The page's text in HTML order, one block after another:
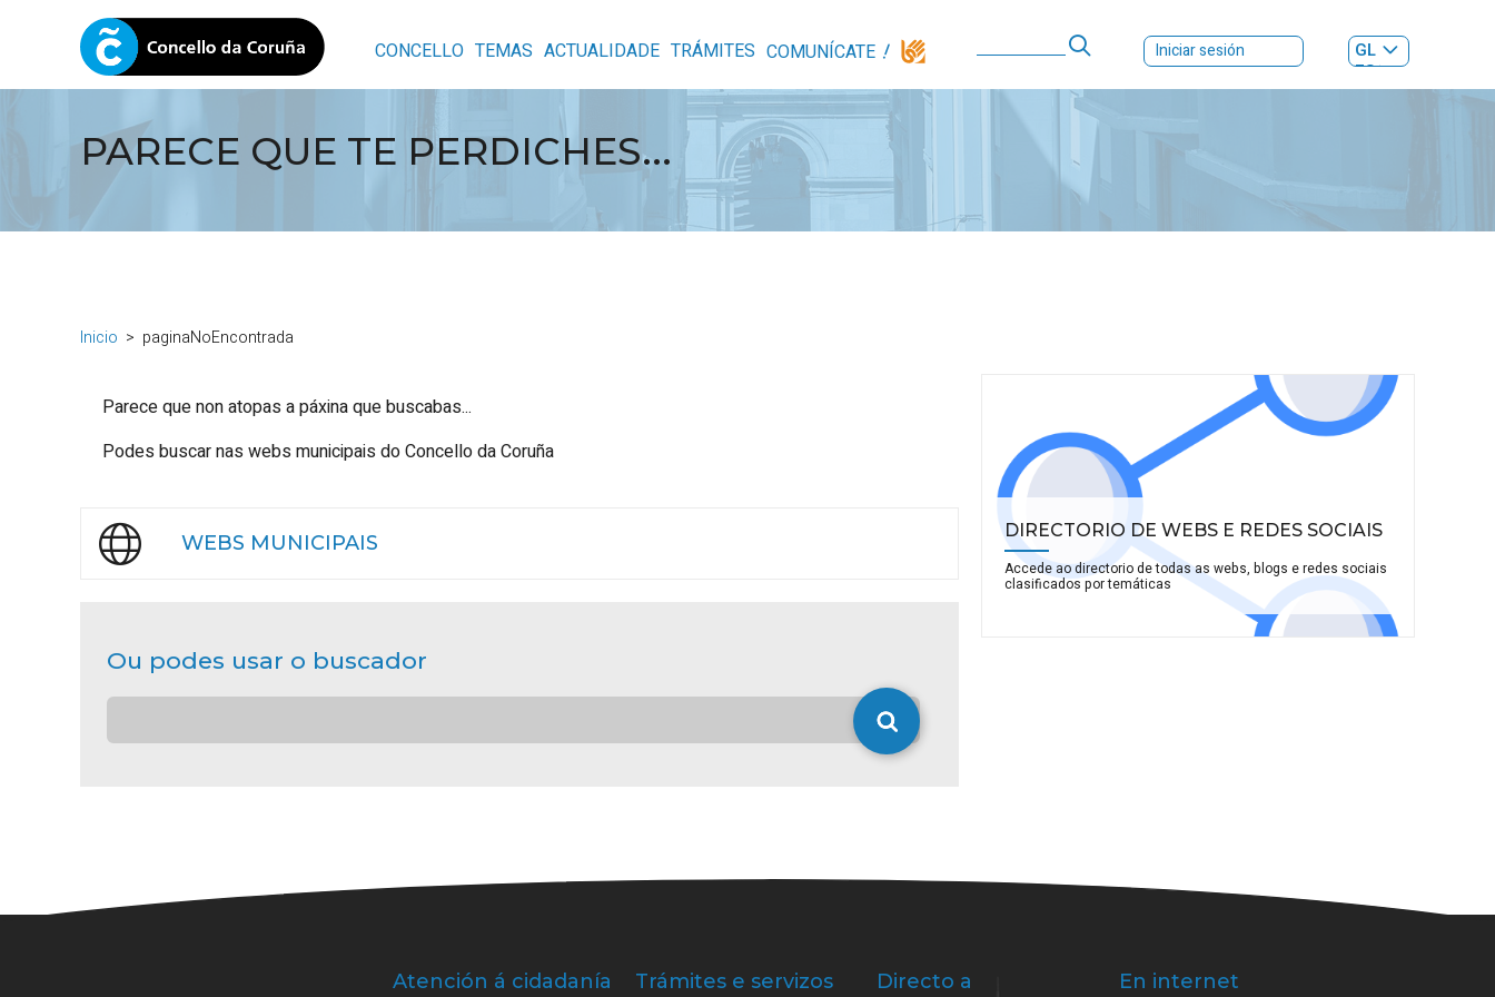
CONCELLO TEMAS ACTUALIDADE TRÁMITES COMUNÍCATE Iniciar sesión
GL
ES|
PARECE QUE TE PERDICHES...
Inicio paginaNoEncontrada
Parece que non atopas a páxina que buscabas...
Podes buscar nas webs municipais do Concello da Coruña
WEBS MUNICIPAIS
Ou podes usar o buscador
DIRECTORIO DE WEBS E REDES SOCIAIS
Accede ao directorio de todas as webs, blogs e redes sociais
clasificados por temáticas
Atención á cidadanía Trámites e servizos Directo a En internet